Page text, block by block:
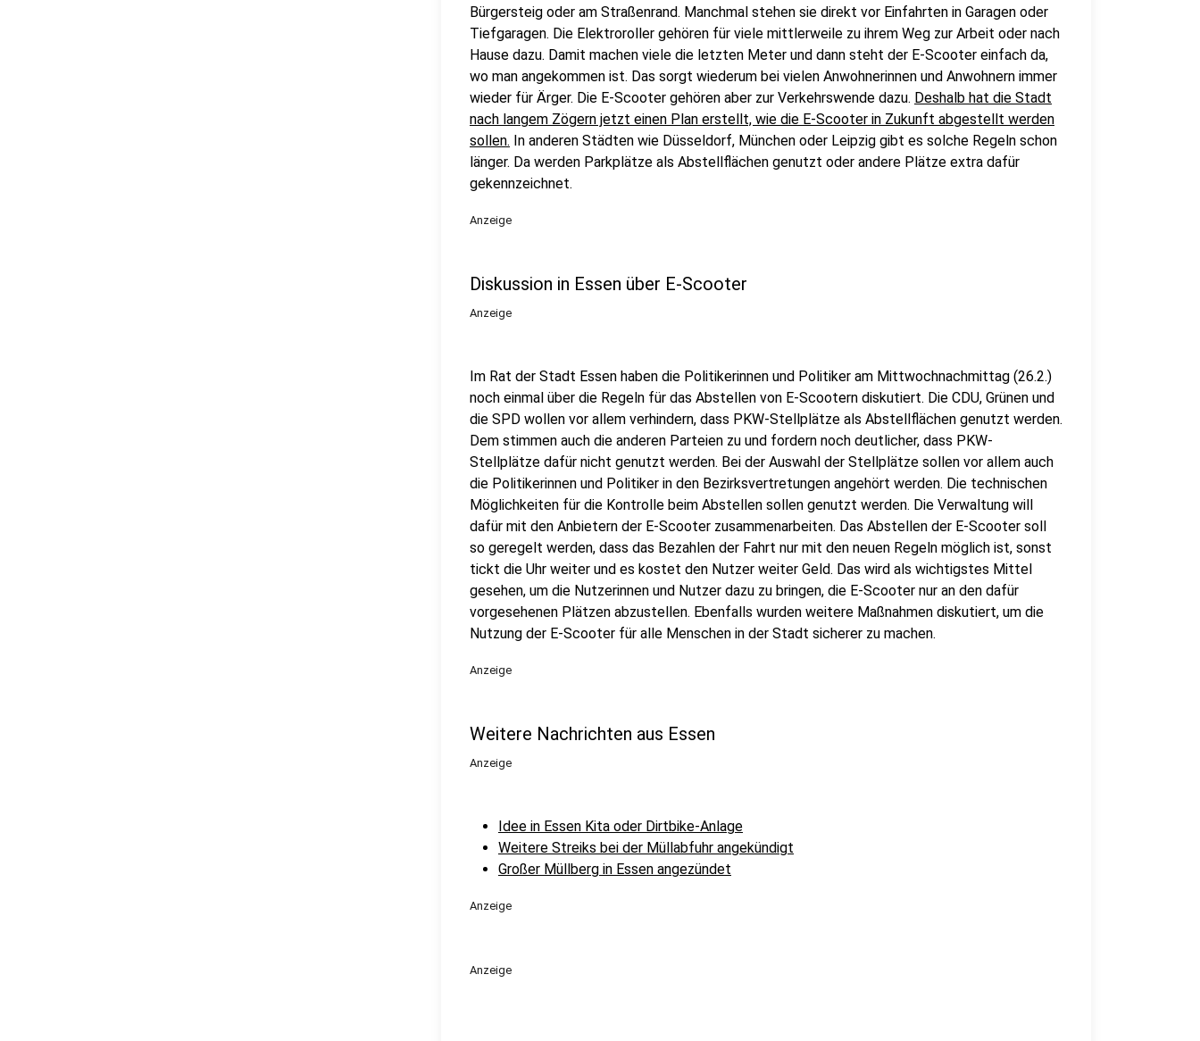
Bürgersteig oder am Straßenrand. Manchmal stehen sie direkt vor Einfahrten in Garagen oder
Tiefgaragen. Die Elektroroller gehören für viele mittlerweile zu ihrem Weg zur Arbeit oder nach
Hause dazu. Damit machen viele die letzten Meter und dann steht der E-Scooter einfach da,
wo man angekommen ist. Das sorgt wiederum bei vielen Anwohnerinnen und Anwohnern immer
wieder für Ärger. Die E-Scooter gehören aber zur Verkehrswende dazu. Deshalb hat die Stadt
nach langem Zögern jetzt einen Plan erstellt, wie die E-Scooter in Zukunft abgestellt werden
sollen. In anderen Städten wie Düsseldorf, München oder Leipzig gibt es solche Regeln schon
länger. Da werden Parkplätze als Abstellflächen genutzt oder andere Plätze extra dafür
gekennzeichnet.
Anzeige
Diskussion in Essen über E-Scooter
Anzeige
Im Rat der Stadt Essen haben die Politikerinnen und Politiker am Mittwochnachmittag (26.2.)
noch einmal über die Regeln für das Abstellen von E-Scootern diskutiert. Die CDU, Grünen und
die SPD wollen vor allem verhindern, dass PKW-Stellplätze als Abstellflächen genutzt werden.
Dem stimmen auch die anderen Parteien zu und fordern noch deutlicher, dass PKW-
Stellplätze dafür nicht genutzt werden. Bei der Auswahl der Stellplätze sollen vor allem auch
die Politikerinnen und Politiker in den Bezirksvertretungen angehört werden. Die technischen
Möglichkeiten für die Kontrolle beim Abstellen sollen genutzt werden. Die Verwaltung will
dafür mit den Anbietern der E-Scooter zusammenarbeiten. Das Abstellen der E-Scooter soll
so geregelt werden, dass das Bezahlen der Fahrt nur mit den neuen Regeln möglich ist, sonst
tickt die Uhr weiter und es kostet den Nutzer weiter Geld. Das wird als wichtigstes Mittel
gesehen, um die Nutzerinnen und Nutzer dazu zu bringen, die E-Scooter nur an den dafür
vorgesehenen Plätzen abzustellen. Ebenfalls wurden weitere Maßnahmen diskutiert, um die
Nutzung der E-Scooter für alle Menschen in der Stadt sicherer zu machen.
Anzeige
Weitere Nachrichten aus Essen
Anzeige
Idee in Essen Kita oder Dirtbike-Anlage
Weitere Streiks bei der Müllabfuhr angekündigt
Großer Müllberg in Essen angezündet
Anzeige
Anzeige